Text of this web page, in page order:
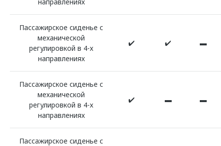
Пассажирское сиденье с
механической
регулировкой в 4-х
направлениях
✔️ ✔️ ▬
Пассажирское сиденье с
механической
регулировкой в 4-х
направлениях
✔️ ▬ ▬
Пассажирское сиденье с